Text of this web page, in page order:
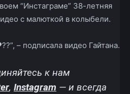
“Инстаграме” 38-летняя
с малюткой в колыбели.
– подписала видео Гайтана.
к нам
, Instagram — и всегда